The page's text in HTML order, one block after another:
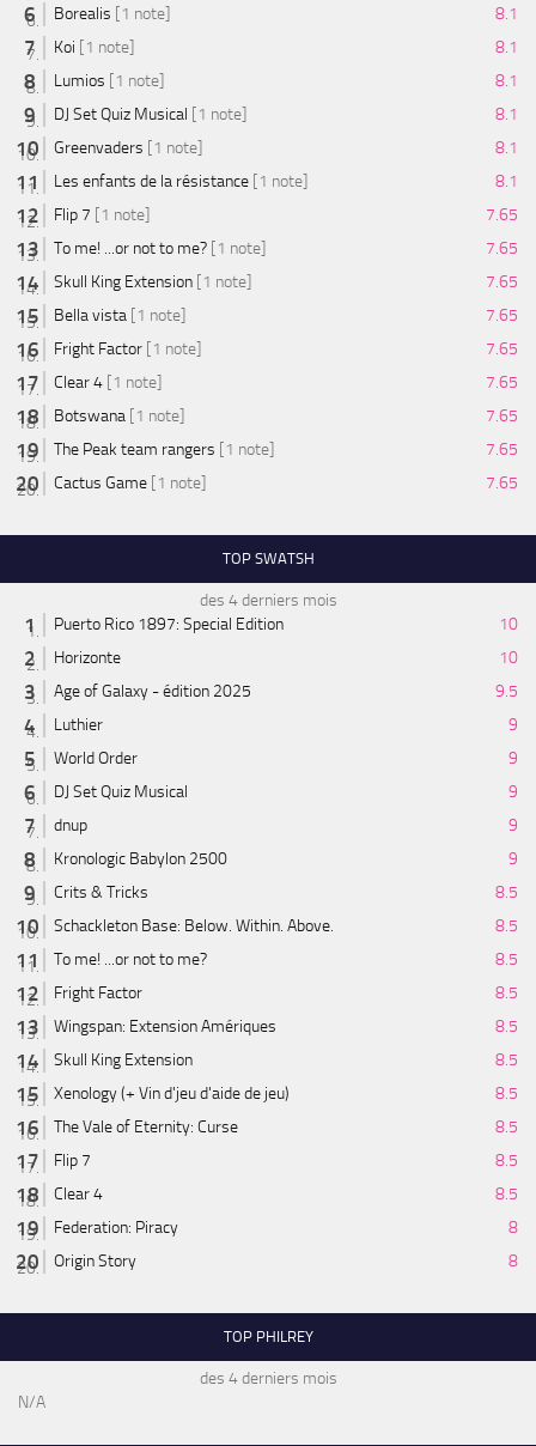
Borealis [1 note]
8.1
Koi [1 note]
8.1
Lumios [1 note]
8.1
DJ Set Quiz Musical [1 note]
8.1
Greenvaders [1 note]
8.1
Les enfants de la résistance [1 note]
8.1
Flip 7 [1 note]
7.65
To me! ...or not to me? [1 note]
7.65
Skull King Extension [1 note]
7.65
Bella vista [1 note]
7.65
Fright Factor [1 note]
7.65
Clear 4 [1 note]
7.65
Botswana [1 note]
7.65
The Peak team rangers [1 note]
7.65
Cactus Game [1 note] 7.65
TOP SWATSH
des 4 derniers mois
Puerto Rico 1897: Special Edition
10
Horizonte
10
Age of Galaxy - édition 2025
9.5
Luthier
9
World Order
9
DJ Set Quiz Musical
9
dnup
9
Kronologic Babylon 2500
9
Crits & Tricks
8.5
Schackleton Base: Below. Within. Above.
8.5
To me! ...or not to me?
8.5
Fright Factor
8.5
Wingspan: Extension Amériques
8.5
Skull King Extension
8.5
Xenology (+ Vin d'jeu d'aide de jeu)
8.5
The Vale of Eternity: Curse
8.5
Flip 7
8.5
Clear 4
8.5
Federation: Piracy
8
Origin Story
8
TOP PHILREY
des 4 derniers mois
N/A